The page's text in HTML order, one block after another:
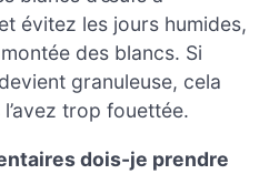
évitez les jours humides,
des blancs. Si
granuleuse, cela
trop fouettée.
dois-je prendre